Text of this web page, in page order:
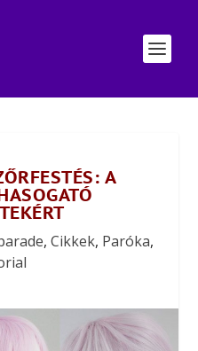
A
, Cikkek, Paróka,